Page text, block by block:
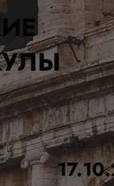
Дата